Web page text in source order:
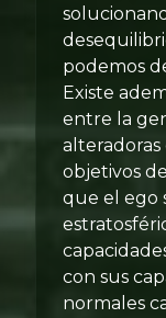
podemos
Existe
entre la
objetivos
que el ego
con sus
normales